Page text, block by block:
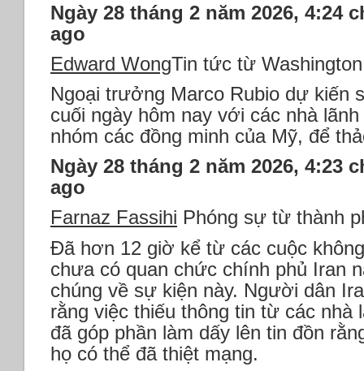
Ngày 28 tháng 2 năm 2026, 4:24
ago
Edward WongTin tức từ Washington
Ngoại trưởng Marco Rubio dự kiến
cuối ngày hôm nay với các nhà
nhóm các đồng minh của Mỹ, để
Ngày 28 tháng 2 năm 2026, 4:23
ago
Farnaz Fassihi Phóng sự từ thành
Đã hơn 12 giờ kể từ các cuộc
chưa có quan chức chính phủ Iran
chúng về sự kiện này. Người dân
rằng việc thiếu thông tin từ các nhà
đã góp phần làm dấy lên tin đồn
họ có thể đã thiệt mạng.